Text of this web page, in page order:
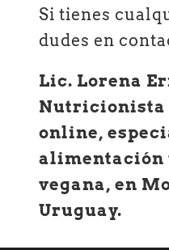
Si tienes
dudes en
Lic. Lorena
Nutricionista
online,
alimentación
vegana, en
Uruguay.